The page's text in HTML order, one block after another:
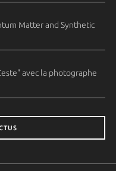
Matter and Synthetic
avec la photographe